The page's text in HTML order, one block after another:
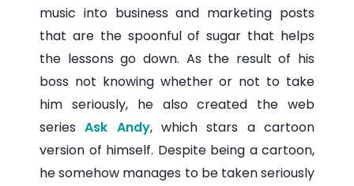
music into business and marketing posts
that are the spoonful of sugar that helps
the lessons go down. As the result of his
boss not knowing whether or not to take
him seriously, he also created the web
seriesAsk Andy, which stars a cartoon
version of himself. Despite being a cartoon,
he somehow manages to be taken seriously